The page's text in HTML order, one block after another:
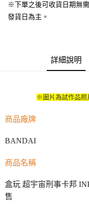
流程，驗證手機門號後，選
成交易。
【繳款方式說明】
1.分期款項不併入電信帳單
帳／街口支付／iPASS
1.本服務係由「台灣大哥大股
買賣價金債權讓與本公司後，
由本公司與您本人進行分期帳
運送方式
預購-付款後全家取貨(舊)
每筆NT$90，滿
預購-付款後7-11取貨(舊)
每筆NT$120，滿
預購-宅配(離島)(舊)
每筆NT$160，滿
※下單之後可收貨日期無
發貨日為主。
詳細說明
※圖片為試作品照
商品廠牌
BANDAI
商品名稱
盒玩 超宇宙刑事卡邦
售